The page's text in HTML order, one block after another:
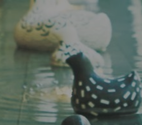
選擇中的人數和房間數
成人1人，房間1間
搜索